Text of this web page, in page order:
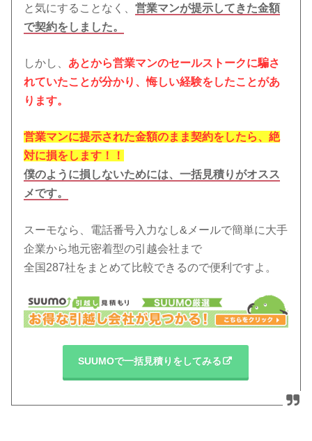
と気にすることなく、営業マンが提示してきた金額
で契約をしました。
しかし、 あとから営業マンのセールストークに騙さ
れていたことが分かり、悔しい経験をしたことがあ
ります。
営業マンに提示された金額のまま契約をしたら、絶
対に損をします！！
僕のように損しないためには、一括見積りがオスス
メです。
スーモなら、電話番号入力なし&メールで簡単に大手
企業から地元密着型の引越会社まで
全国287社をまとめて比較できるので便利ですよ。
SUUMOで一括見積りをしてみる